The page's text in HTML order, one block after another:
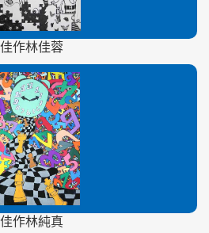
佳作林佳蓉
佳作林純真